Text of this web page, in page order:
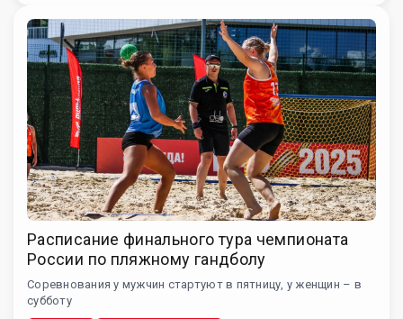
Расписание финального тура чемпионата
России по пляжному гандболу
Соревнования у мужчин стартуют в пятницу, у женщин – в
субботу